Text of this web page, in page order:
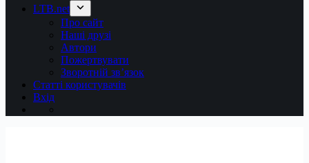
LTB.net
Про сайт
Наші друзі
Автори
Пожертвувати
Зворотній зв’язок
Статті користувачів
Вхід